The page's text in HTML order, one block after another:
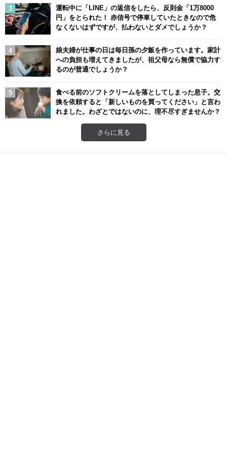
運転中に「LINE」の返信をしたら、反則金「1万8000
円」をとられた！ 赤信号で停車していたときなので危
なくないはずですが、払わないとダメでしょうか？
娘夫婦が仕事の日は毎日孫の夕飯を作っています。家計
への負担も増えてきましたが、祖父母なら無償で協力す
るのが普通でしょうか？
食べる前のソフトクリームを落としてしまった息子。交
換を依頼すると「新しいものを買ってください」と言わ
れました。わざとではないのに、理不尽すぎませんか？
さらに見る